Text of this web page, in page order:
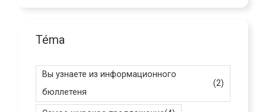
Téma
Вы узнаете из информационного
бюллетеня
(2)